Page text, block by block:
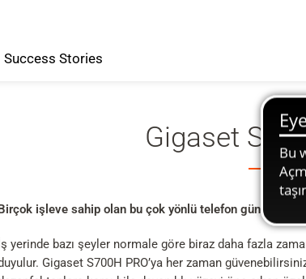
Success Stories
Gigaset
işleve sahip olan bu çok yönlü telefon günlük
yerinde bazı şeyler normale göre biraz daha fazla
Gigaset S700H PRO’ya her zaman